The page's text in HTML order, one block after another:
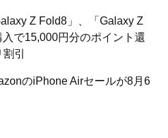
Z Fold8」、「Galaxy Z
で15,000円分のポイント還
引
のiPhone Airセールが8月6